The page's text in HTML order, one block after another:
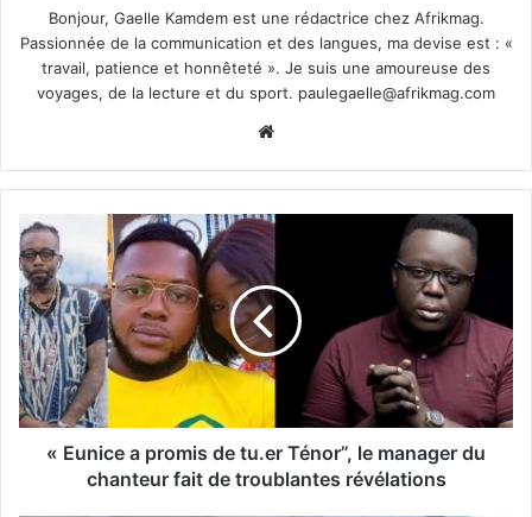
Bonjour, Gaelle Kamdem est une rédactrice chez Afrikmag.
Passionnée de la communication et des langues, ma devise est : «
travail, patience et honnêteté ». Je suis une amoureuse des
voyages, de la lecture et du sport. paulegaelle@afrikmag.com
« Eunice a promis de tu.er Ténor”, le manager du
chanteur fait de troublantes révélations